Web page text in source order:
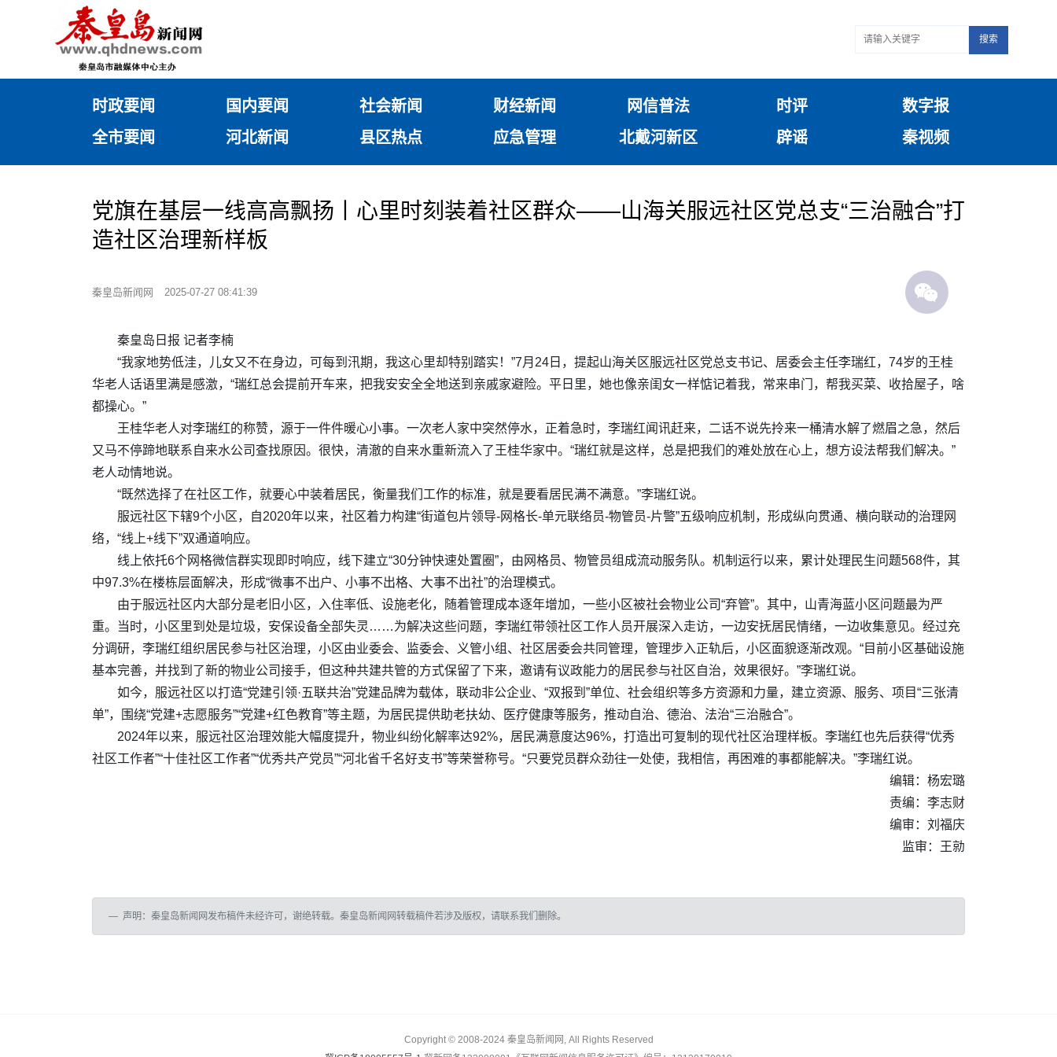
搜索
时政要闻 国内要闻 社会新闻 财经新闻 网信普法 时评
数字报
全市要闻
河北新闻 县区热点 应急管理 北戴河新区 辟谣 秦视频
党旗在基层一线高高飘扬丨心里时刻装着社区群众——山海关服远社区党总支“三治融合”打
造社区治理新样板
秦皇岛新闻网 2025-07-27 08:41:39
秦皇岛日报 记者李楠
“我家地势低洼，儿女又不在身边，可每到汛期，我这心里却特别踏实！”7月24日，提起山海关区服远社区党总支书记、居委会主任李瑞红，74岁的王桂
华老人话语里满是感激，“瑞红总会提前开车来，把我安安全全地送到亲戚家避险。平日里，她也像亲闺女一样惦记着我，常来串门，帮我买菜、收拾屋子，啥
都操心。”
王桂华老人对李瑞红的称赞，源于一件件暖心小事。一次老人家中突然停水，正着急时，李瑞红闻讯赶来，二话不说先拎来一桶清水解了燃眉之急，然后
又马不停蹄地联系自来水公司查找原因。很快，清澈的自来水重新流入了王桂华家中。“瑞红就是这样，总是把我们的难处放在心上，想方设法帮我们解决。”
老人动情地说。
“既然选择了在社区工作，就要心中装着居民，衡量我们工作的标准，就是要看居民满不满意。”李瑞红说。
服远社区下辖9个小区，自2020年以来，社区着力构建“街道包片领导-网格长-单元联络员-物管员-片警”五级响应机制，形成纵向贯通、横向联动的治理网
络，“线上+线下”双通道响应。
线上依托6个网格微信群实现即时响应，线下建立“30分钟快速处置圈”，由网格员、物管员组成流动服务队。机制运行以来，累计处理民生问题568件，其
中97.3%在楼栋层面解决，形成“微事不出户、小事不出格、大事不出社”的治理模式。
由于服远社区内大部分是老旧小区，入住率低、设施老化，随着管理成本逐年增加，一些小区被社会物业公司“弃管”。其中，山青海蓝小区问题最为严
重。当时，小区里到处是垃圾，安保设备全部失灵……为解决这些问题，李瑞红带领社区工作人员开展深入走访，一边安抚居民情绪，一边收集意见。经过充
分调研，李瑞红组织居民参与社区治理，小区由业委会、监委会、义管小组、社区居委会共同管理，管理步入正轨后，小区面貌逐渐改观。“目前小区基础设施
基本完善，并找到了新的物业公司接手，但这种共建共管的方式保留了下来，邀请有议政能力的居民参与社区自治，效果很好。”李瑞红说。
如今，服远社区以打造“党建引领·五联共治”党建品牌为载体，联动非公企业、“双报到”单位、社会组织等多方资源和力量，建立资源、服务、项目“三张清
单”，围绕“党建+志愿服务”“党建+红色教育”等主题，为居民提供助老扶幼、医疗健康等服务，推动自治、德治、法治“三治融合”。
2024年以来，服远社区治理效能大幅度提升，物业纠纷化解率达92%，居民满意度达96%，打造出可复制的现代社区治理样板。李瑞红也先后获得“优秀
社区工作者”“十佳社区工作者”“优秀共产党员”“河北省千名好支书”等荣誉称号。“只要党员群众劲往一处使，我相信，再困难的事都能解决。”李瑞红说。
编辑：杨宏璐
责编：李志财
编审：刘福庆
监审：王勍
声明：秦皇岛新闻网发布稿件未经许可，谢绝转载。秦皇岛新闻网转载稿件若涉及版权，请联系我们删除。
Copyright © 2008-2024 秦皇岛新闻网, All Rights Reserved